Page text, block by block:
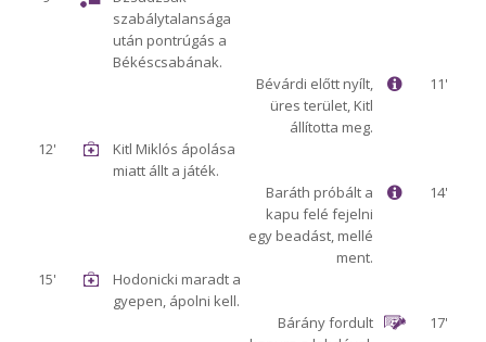
szabálytalansága
után pontrúgás a
Békéscsabának.
11'
Bévárdi előtt nyílt,
üres terület, Kitl
állította meg.
12'
Kitl Miklós ápolása
miatt állt a játék.
14'
Baráth próbált a
kapu felé fejelni
egy beadást, mellé
ment.
15'
Hodonicki maradt a
gyepen, ápolni kell.
17'
Bárány fordult